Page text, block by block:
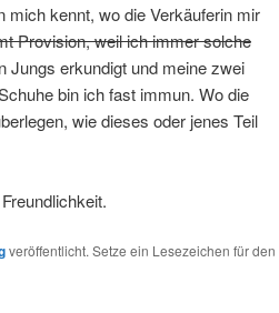
mich kennt, wo die Verkäuferin mir
Provision, weil ich immer solche
erkundigt und meine zwei
bin ich fast immun. Wo die
wie dieses oder jenes Teil
veröffentlicht. Setze ein Lesezeichen für den